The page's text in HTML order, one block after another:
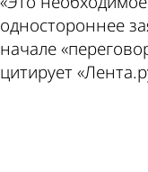
одностороннее
начале
цитирует